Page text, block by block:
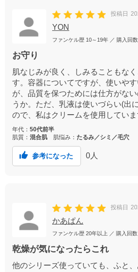
投稿日
YON
ファンケル歴 10～19年 ／ 購入回数
お守り
肌なじみが良く、しみることもな
す。容器についてですが、使いや
が、品質を保つためには仕方がな
うか。ただ、乳液は使いづらい(出
ので、私はクリームを使用していま
年代： 50代前半
肌質： 混合肌 肌悩み： たるみ／シミ／毛穴
参考になった 0 人
投稿日
かあぱん
ファンケル歴 20年以上 ／ 購入回数
乾燥が気になったらこれ
他のシリーズ使っていても、ふと